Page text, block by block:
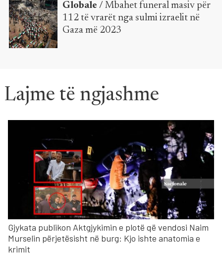
Globale / Mbahet funeral masiv për
112 të vrarët nga sulmi izraelit në
Gaza më 2023
Lajme të ngjashme
Gjykata publikon Aktgjykimin e plotë që vendosi Naim
Murselin përjetësisht në burg: Kjo ishte anatomia e
krimit